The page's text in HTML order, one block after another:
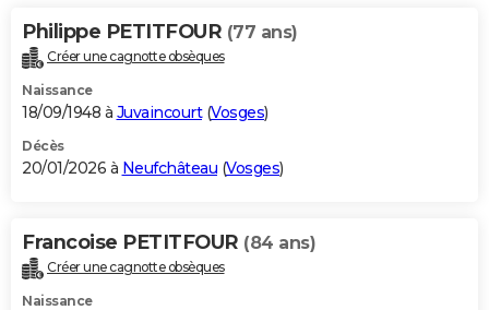
Alimentation
Guide de la santé
Maladies
Médicaments
Sommeil
VOYAGE
Destinations
City break
Voyage nature
Voyage de noces
Forum
Climat
+PHOTO
GUIDES D'ACHAT
BONS PLANS
Carte de Noël
Carte Bonne année
Carte Saint-Valentin
Carte Pâques
Carte d'anniversaire
DICTIONNAIRE
Dictionnaire
Biographies
Citations
Expressions
Proverbes
PROGRAMME TV
Philippe PETITFOUR (77 ans)
Créer une cagnotte obsèques
Naissance
18/09/1948 à Juvaincourt(Vosges)
Décès
20/01/2026 à Neufchâteau (Vosges)
Francoise PETITFOUR (84 ans)
Créer une cagnotte obsèques
Naissance